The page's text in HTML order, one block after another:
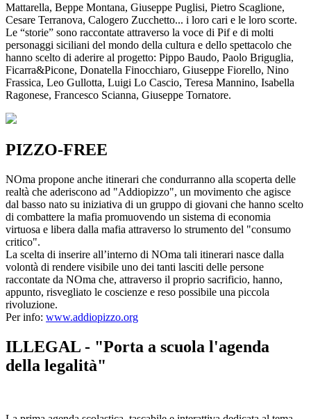
Mattarella, Beppe Montana, Giuseppe Puglisi, Pietro Scaglione,
Cesare Terranova, Calogero Zucchetto... i loro cari e le loro scorte.
Le “storie” sono raccontate attraverso la voce di Pif e di molti
personaggi siciliani del mondo della cultura e dello spettacolo che
hanno scelto di aderire al progetto: Pippo Baudo, Paolo Briguglia,
Ficarra&Picone, Donatella Finocchiaro, Giuseppe Fiorello, Nino
Frassica, Leo Gullotta, Luigi Lo Cascio, Teresa Mannino, Isabella
Ragonese, Francesco Scianna, Giuseppe Tornatore.
PIZZO-FREE
NOma propone anche itinerari che condurranno alla scoperta delle
realtà che aderiscono ad "Addiopizzo", un movimento che agisce
dal basso nato su iniziativa di un gruppo di giovani che hanno scelto
di combattere la mafia promuovendo un sistema di economia
virtuosa e libera dalla mafia attraverso lo strumento del "consumo
critico".
La scelta di inserire all’interno di NOma tali itinerari nasce dalla
volontà di rendere visibile uno dei tanti lasciti delle persone
raccontate da NOma che, attraverso il proprio sacrificio, hanno,
appunto, risvegliato le coscienze e reso possibile una piccola
rivoluzione.
Per info: www.addiopizzo.org
ILLEGAL - "Porta a scuola l'agenda
della legalità"